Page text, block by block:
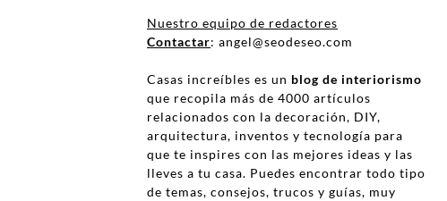
Nuestro equipo de redactores
Contactar: angel@seodeseo.com
Casas increíbles es un blog de interiorismo
que recopila más de 4000 artículos
relacionados con la decoración, DIY,
arquitectura, inventos y tecnología para
que te inspires con las mejores ideas y las
lleves a tu casa. Puedes encontrar todo tipo
de temas, consejos, trucos y guías, muy